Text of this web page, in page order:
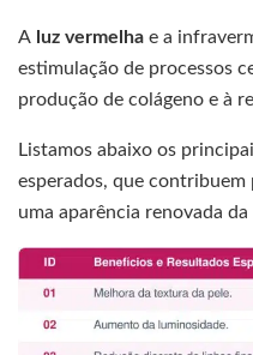
A luz vermelha e a
estimulação de processos
produção de colágeno e à
Listamos abaixo os
esperados, que contribuem
uma aparência renovada da